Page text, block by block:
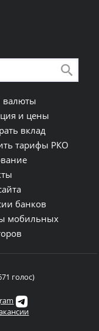
и цены
вклад
тарифы РКО
банков
мобильных
голос)